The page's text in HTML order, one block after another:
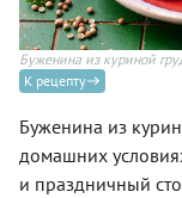
Буженина из куриной
К рецепту
Буженина из
домашних
и праздничный